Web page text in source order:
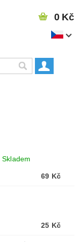
0 Kč
Skladem
69 Kč
25 Kč